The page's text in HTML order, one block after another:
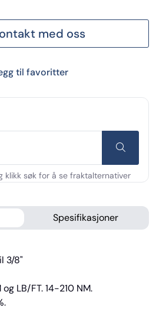
med oss
til favoritter
Spesifikasjoner
3/8"
LB/FT. 14-210 NM.